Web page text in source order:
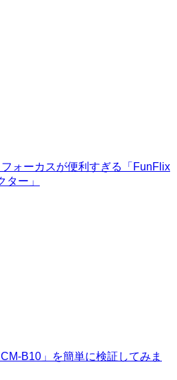
フォーカスが便利すぎる「FunFlix
ー」
B10」を簡単に検証してみま